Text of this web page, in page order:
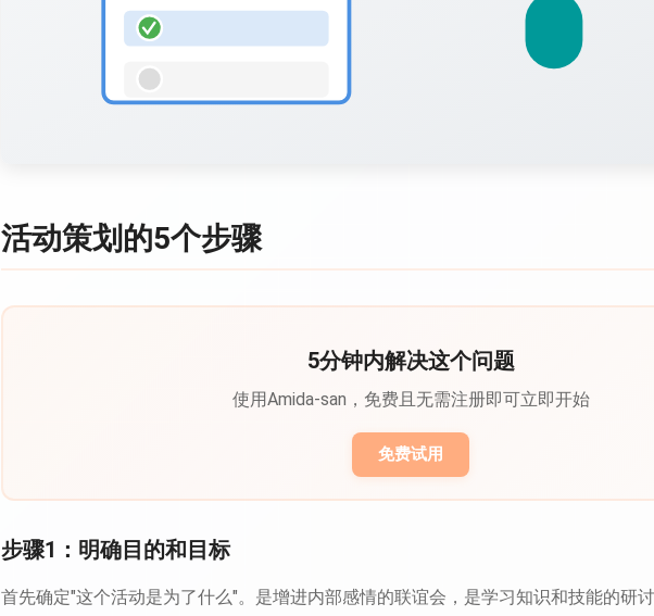
活动策划的5个步骤
5分钟内解决这个问题
使用Amida-san，免费且无需注册即可立即开始
免费试用
步骤1：明确目的和目标
首先确定"这个活动是为了什么"。是增进内部感情的联谊会，是学习知识和技能的研